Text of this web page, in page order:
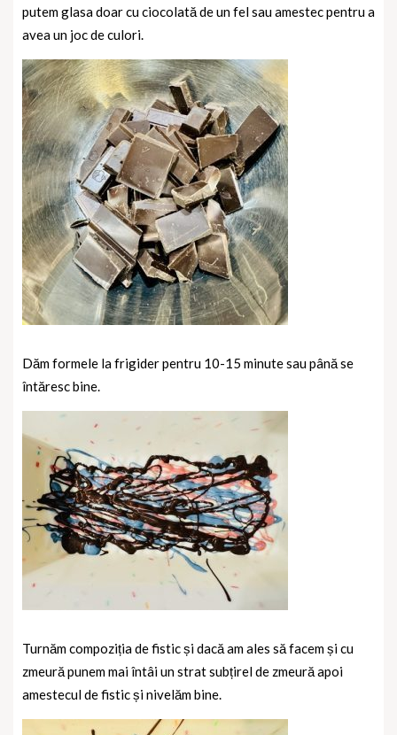
putem glasa doar cu ciocolată de un fel sau amestec pentru a
avea un joc de culori.
Dăm formele la frigider pentru 10-15 minute sau până se
întăresc bine.
Turnăm compoziția de fistic și dacă am ales să facem și cu
zmeură punem mai întâi un strat subțirel de zmeură apoi
amestecul de fistic și nivelăm bine.